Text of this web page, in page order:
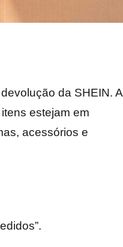
da SHEIN. A
estejam em
acessórios e